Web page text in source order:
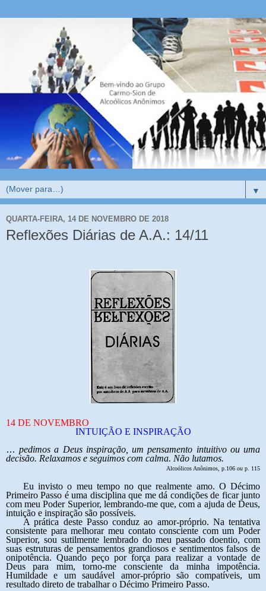
▼
QUARTA-FEIRA, 14 DE NOVEMBRO DE 2018
Reflexões Diárias de A.A.: 14/11
14 DE NOVEMBRO
INTUIÇÃO E INSPIRAÇÃO
…pedimos a Deus inspiração, um pensamento intuitivo ou uma
decisão. Relaxamos e seguimos com calma. Não lutamos.
Alcoólicos Anônimos, p.106 ou p. 115
Eu invisto o meu tempo no que realmente amo. O Décimo
Primeiro Passo é uma disciplina que me dá condições de ficar junto
com meu Poder Superior, lembrando-me que, com a ajuda de Deus,
intuição e inspiração são possíveis.
A prática deste Passo conduz ao amor-próprio. Na tentativa
consistente para melhorar meu contato consciente com um Poder
Superior, sou sutilmente lembrado do meu passado doentio, com
suas estruturas de pensamentos grandiosos e sentimentos falsos de
onipotência. Quando peço por força para realizar a vontade de
Deus para mim, torno-me consciente da minha impotência.
Humildade e um saudável amor-próprio são compatíveis, um
resultado direto de trabalhar o Décimo Primeiro Passo.